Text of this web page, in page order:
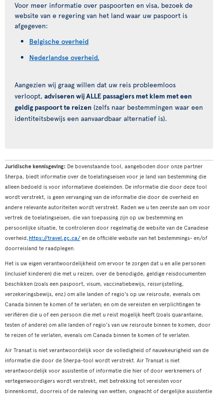
Voor meer informatie over paspoorten en visa, bezoek de
website van e regering van het land waar uw paspoort is
afgegeven:
Belgische overheid
Nederlandse overheid.
Aangezien wij graag willen dat uw reis probleemloos
verloopt, adviseren wij ALLE passagiers met klem met een
geldig paspoort te reizen (zelfs naar bestemmingen waar een
identiteitsbewijs een aanvaardbaar alternatief is).
Juridische kennisgeving: De bovenstaande tool, aangeboden door onze partner
Sherpa, biedt informatie over de toelatingseisen voor je land van bestemming die
alleen bedoeld is voor informatieve doeleinden. De informatie die door deze tool
wordt verstrekt, is geen vervanging van de informatie die door de overheid en
andere relevante autoriteiten wordt verstrekt. Raden we u ten zeerste aan om voor
vertrek de toelatingseisen, die van toepassing zijn op uw bestemming en
persoonlijke situatie, te controleren door regelmatig de website van de Canadese
overheid,https://travel.gc.ca/ en de officiële website van het bestemmings- en/of
doorreisland te raadplegen.
Het is uw eigen verantwoordelijkheid om ervoor te zorgen dat u en alle personen
(inclusief kinderen) die met u reizen, over de benodigde, geldige reisdocumenten
beschikken (zoals een paspoort, visum, vaccinatiebewijs, reisvrijstelling,
verzekeringsbewijs, enz.) om alle landen of regio's op uw reisroute, evenals om
Canada binnen te komen of te verlaten; en om de vereisten en verplichtingen te
verifiëren die u of een persoon die met u reist mogelijk heeft (zoals quarantaine,
testen of andere) om alle landen of regio's van uw reisroute binnen te komen, door
te reizen of te verlaten, evenals om Canada binnen te komen of te verlaten.
Air Transat is niet verantwoordelijk voor de volledigheid of nauwkeurigheid van de
informatie die door de Sherpa-tool wordt verstrekt. Air Transat is niet
verantwoordelijk voor assistentie of informatie die hier of door werknemers of
vertegenwoordigers wordt verstrekt, met betrekking tot vereisten voor
binnenkomst, doorreis of de naleving van wetten, ongeacht of dergelijke assistentie